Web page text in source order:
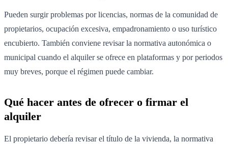
Pueden surgir problemas por licencias, normas de la comunidad de
propietarios, ocupación excesiva, empadronamiento o uso turístico
encubierto. También conviene revisar la normativa autonómica o
municipal cuando el alquiler se ofrece en plataformas y por periodos
muy breves, porque el régimen puede cambiar.
Qué hacer antes de ofrecer o firmar el
alquiler
El propietario debería revisar el título de la vivienda, la normativa